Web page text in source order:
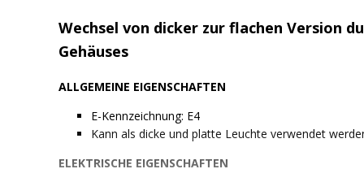
Wechsel von dicker zur flachen Version
Gehäuses
ALLGEMEINE EIGENSCHAFTEN
E-Kennzeichnung: E4
Kann als dicke und platte Leuchte verwendet
ELEKTRISCHE EIGENSCHAFTEN